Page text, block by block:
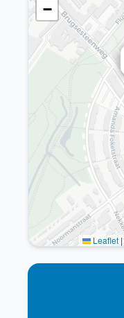
−
Leaflet |